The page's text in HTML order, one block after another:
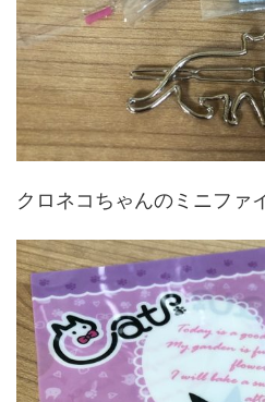
クロネコちゃんのミニファ